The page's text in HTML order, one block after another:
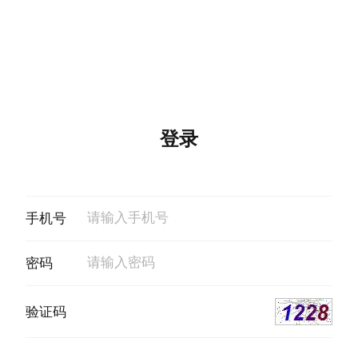
登录
手机号
密码
验证码